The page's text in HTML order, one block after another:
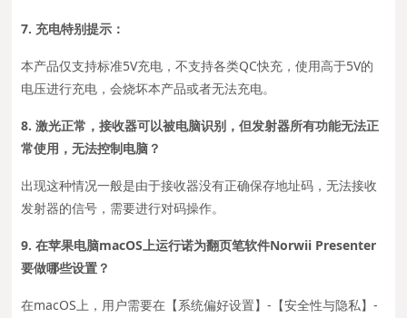
7. 充电特别提示：
本产品仅支持标准5V充电，不支持各类QC快充，使用高于5V的
电压进行充电，会烧坏本产品或者无法充电。
8. 激光正常，接收器可以被电脑识别，但发射器所有功能无法正
常使用，无法控制电脑？
出现这种情况一般是由于接收器没有正确保存地址码，无法接收
发射器的信号，需要进行对码操作。
9. 在苹果电脑macOS上运行诺为翻页笔软件Norwii Presenter
要做哪些设置？
在macOS上，用户需要在【系统偏好设置】-【安全性与隐私】-